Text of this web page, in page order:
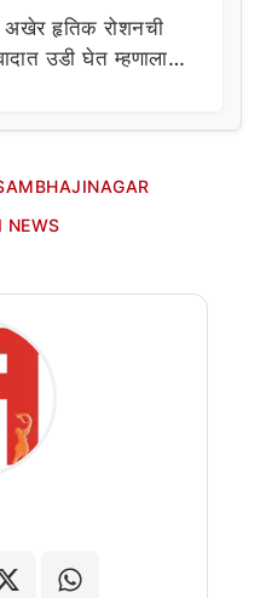
हृतिक रोशनची
उडी घेत म्हणाला…
NEWS